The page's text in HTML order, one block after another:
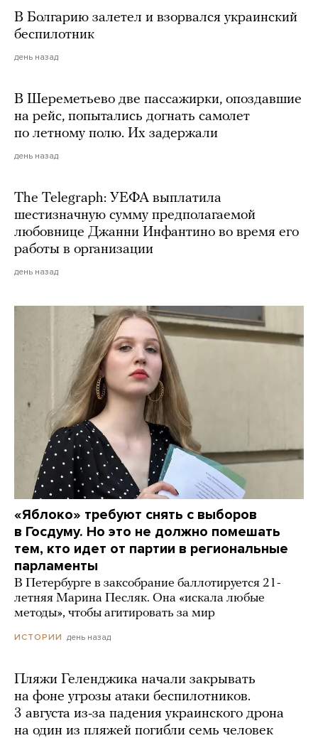
В Болгарию залетел и взорвался украинский
беспилотник
день назад
В Шереметьево две пассажирки, опоздавшие
на рейс, попытались догнать самолет
по летному полю. Их задержали
день назад
The Telegraph: УЕФА выплатила
шестизначную сумму предполагаемой
любовнице Джанни Инфантино во время его
работы в организации
день назад
«Яблоко» требуют снять с выборов
в Госдуму. Но это не должно помешать
тем, кто идет от партии в региональные
парламенты
В Петербурге в заксобрание баллотируется 21-
летняя Марина Песляк. Она «искала любые
методы», чтобы агитировать за мир
ИСТОРИИ день назад
Пляжи Геленджика начали закрывать
на фоне угрозы атаки беспилотников.
3 августа из-за падения украинского дрона
на один из пляжей погибли семь человек